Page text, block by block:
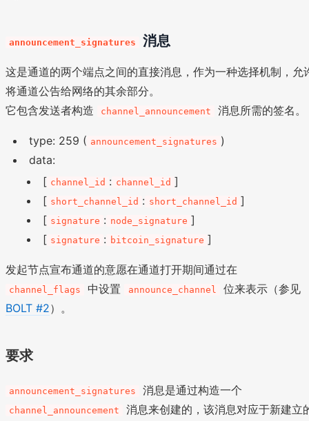
announcement_signatures 消息
这是通道的两个端点之间的直接消息，作为一种选择机制，允
将通道公告给网络的其余部分。
它包含发送者构造
channel_announcement 消息所需的签名。
type: 259 ( announcement_signatures )
data:
[ channel_id : channel_id ]
[ short_channel_id : short_channel_id ]
[ signature : node_signature ]
[ signature : bitcoin_signature ]
发起节点宣布通道的意愿在通道打开期间通过在
channel_flags 中设置 announce_channel
位来表示（参见
BOLT #2）。
要求
announcement_signatures 消息是通过构造一个
channel_announcement 消息来创建的，该消息对应于新建立